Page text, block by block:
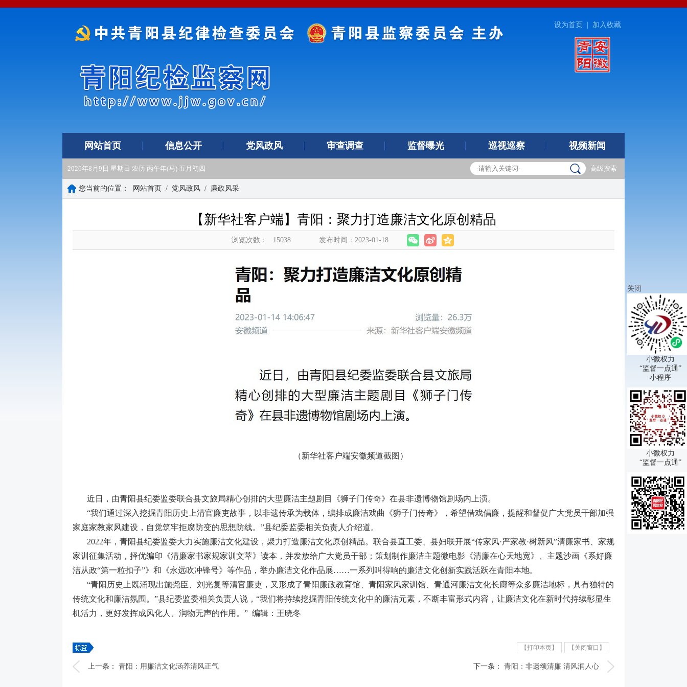
设为首页 加入收藏
网站首页 信息公开 党风政风 审查调查 监督曝光 巡视巡察 视频新闻
2026年8月9日 星期日 农历 丙午年(马) 五月初四 高级搜索
您当前的位置： 网站首页 / 党风政风 / 廉政风采
【新华社客户端】青阳：聚力打造廉洁文化原创精品
浏览次数： 15038 发布时间：2023-01-18
（新华社客户端安徽频道截图）
近日，由青阳县纪委监委联合县文旅局精心创排的大型廉洁主题剧目《狮子门传奇》在县非遗博物馆剧场内上演。
“我们通过深入挖掘青阳历史上清官廉吏故事，以非遗传承为载体，编排成廉洁戏曲《狮子门传奇》，希望借戏倡廉，提醒和督促广大党员干部加强
家庭家教家风建设，自觉筑牢拒腐防变的思想防线。”县纪委监委相关负责人介绍道。
2022年，青阳县纪委监委大力实施廉洁文化建设，聚力打造廉洁文化原创精品。联合县直工委、县妇联开展“传家风·严家教·树新风”清廉家书、家规
家训征集活动，择优编印《清廉家书家规家训文萃》读本，并发放给广大党员干部；策划制作廉洁主题微电影《清廉在心天地宽》、主题沙画《系好廉
洁从政“第一粒扣子”》和《永远吹冲锋号》等作品，举办廉洁文化作品展……一系列叫得响的廉洁文化创新实践活跃在青阳本地。
“青阳历史上既涌现出施尧臣、刘光复等清官廉吏，又形成了青阳廉政教育馆、青阳家风家训馆、青通河廉洁文化长廊等众多廉洁地标，具有独特的
传统文化和廉洁氛围。”县纪委监委相关负责人说，“我们将持续挖掘青阳传统文化中的廉洁元素，不断丰富形式内容，让廉洁文化在新时代持续彰显生
机活力，更好发挥成风化人、润物无声的作用。” 编辑：王晓冬
【打印本页】 【关闭窗口】
上一条： 青阳：用廉洁文化涵养清风正气 下一条： 青阳：非遗颂清廉 清风润人心
关闭
小微权力
“监督一点通”
小程序
小微权力
“监督一点通”